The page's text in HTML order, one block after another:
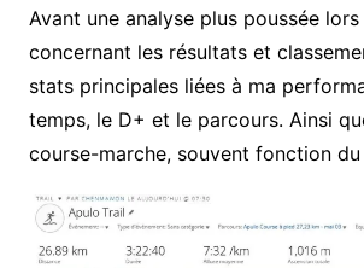
Avant une analyse plus poussée
concernant les résultats et
stats principales liées à ma
temps, le D+ et le parcours. Ainsi
course-marche, souvent fonction du